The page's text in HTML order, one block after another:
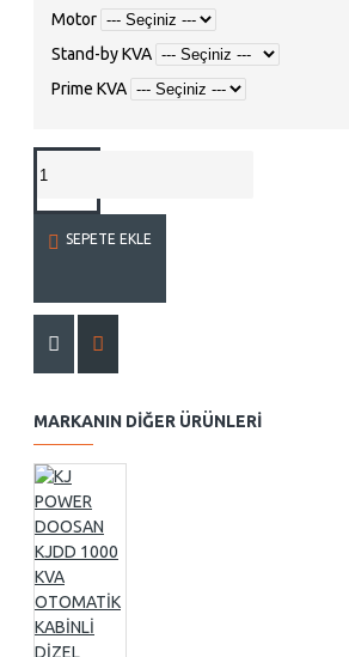
Motor
Stand-by KVA
Prime KVA
SEPETE EKLE
MARKANIN DIĞER ÜRÜNLERI